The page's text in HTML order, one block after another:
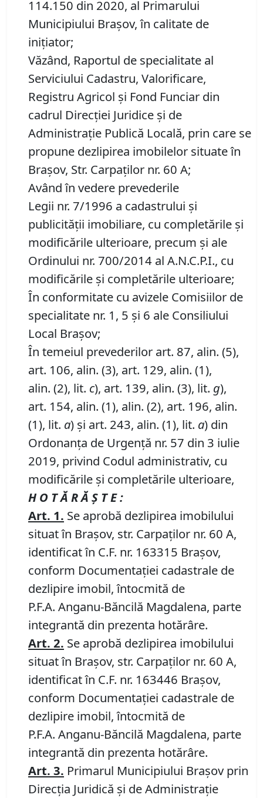
114.150 din 2020, al Primarului
Municipiului Brașov, în calitate de
inițiator;
Văzând, Raportul de specialitate al
Serviciului Cadastru, Valorificare,
Registru Agricol şi Fond Funciar din
cadrul Direcţiei Juridice şi de
Administraţie Publică Locală, prin care se
propune dezlipirea imobilelor situate în
Brașov, Str. Carpaților nr. 60 A;
Având în vedere prevederile
Legii nr. 7/1996 a cadastrului și
publicității imobiliare, cu completările și
modificările ulterioare, precum și ale
Ordinului nr. 700/2014 al A.N.C.P.I., cu
modificările și completările ulterioare;
În conformitate cu avizele Comisiilor de
specialitate nr. 1, 5 și 6 ale Consiliului
Local Brașov;
În temeiul prevederilor art. 87, alin. (5),
art. 106, alin. (3), art. 129, alin. (1),
alin. (2), lit. c), art. 139, alin. (3), lit. g),
art. 154, alin. (1), alin. (2), art. 196, alin.
(1), lit. a) și art. 243, alin. (1), lit. a) din
Ordonanța de Urgență nr. 57 din 3 iulie
2019, privind Codul administrativ, cu
modificările și completările ulterioare,
H O T Ă R Ă Ş T E :
Art. 1. Se aprobă dezlipirea imobilului
situat în Brașov, str. Carpaților nr. 60 A,
identificat în C.F. nr. 163315 Brașov,
conform Documentației cadastrale de
dezlipire imobil, întocmită de
P.F.A. Anganu-Băncilă Magdalena, parte
integrantă din prezenta hotărâre.
Art. 2. Se aprobă dezlipirea imobilului
situat în Brașov, str. Carpaților nr. 60 A,
identificat în C.F. nr. 163446 Brașov,
conform Documentației cadastrale de
dezlipire imobil, întocmită de
P.F.A. Anganu-Băncilă Magdalena, parte
integrantă din prezenta hotărâre.
Art. 3. Primarul Municipiului Brașov prin
Direcția Juridică și de Administrație